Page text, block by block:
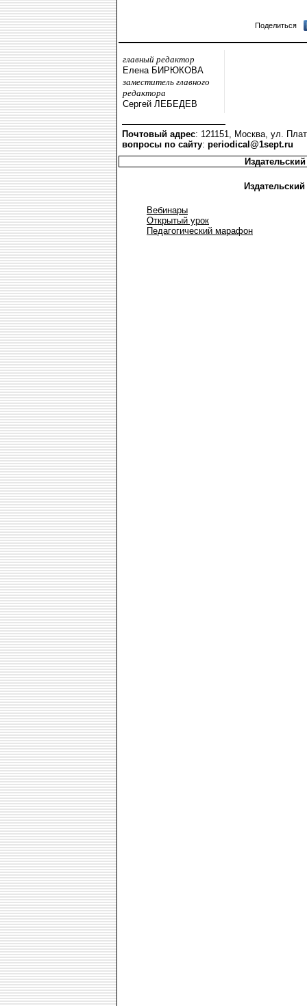
Поделиться
главный редактор
Елена БИРЮКОВА
заместитель главного
редактора
Сергей ЛЕБЕДЕВ
Почтовый адрес: 121151, Москва, ул.
вопросы по сайту: periodical@1sept.ru
Вебинары
Открытый урок
Педагогический марафон